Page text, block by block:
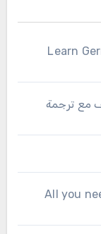
Learn
مع ترجمة
All you